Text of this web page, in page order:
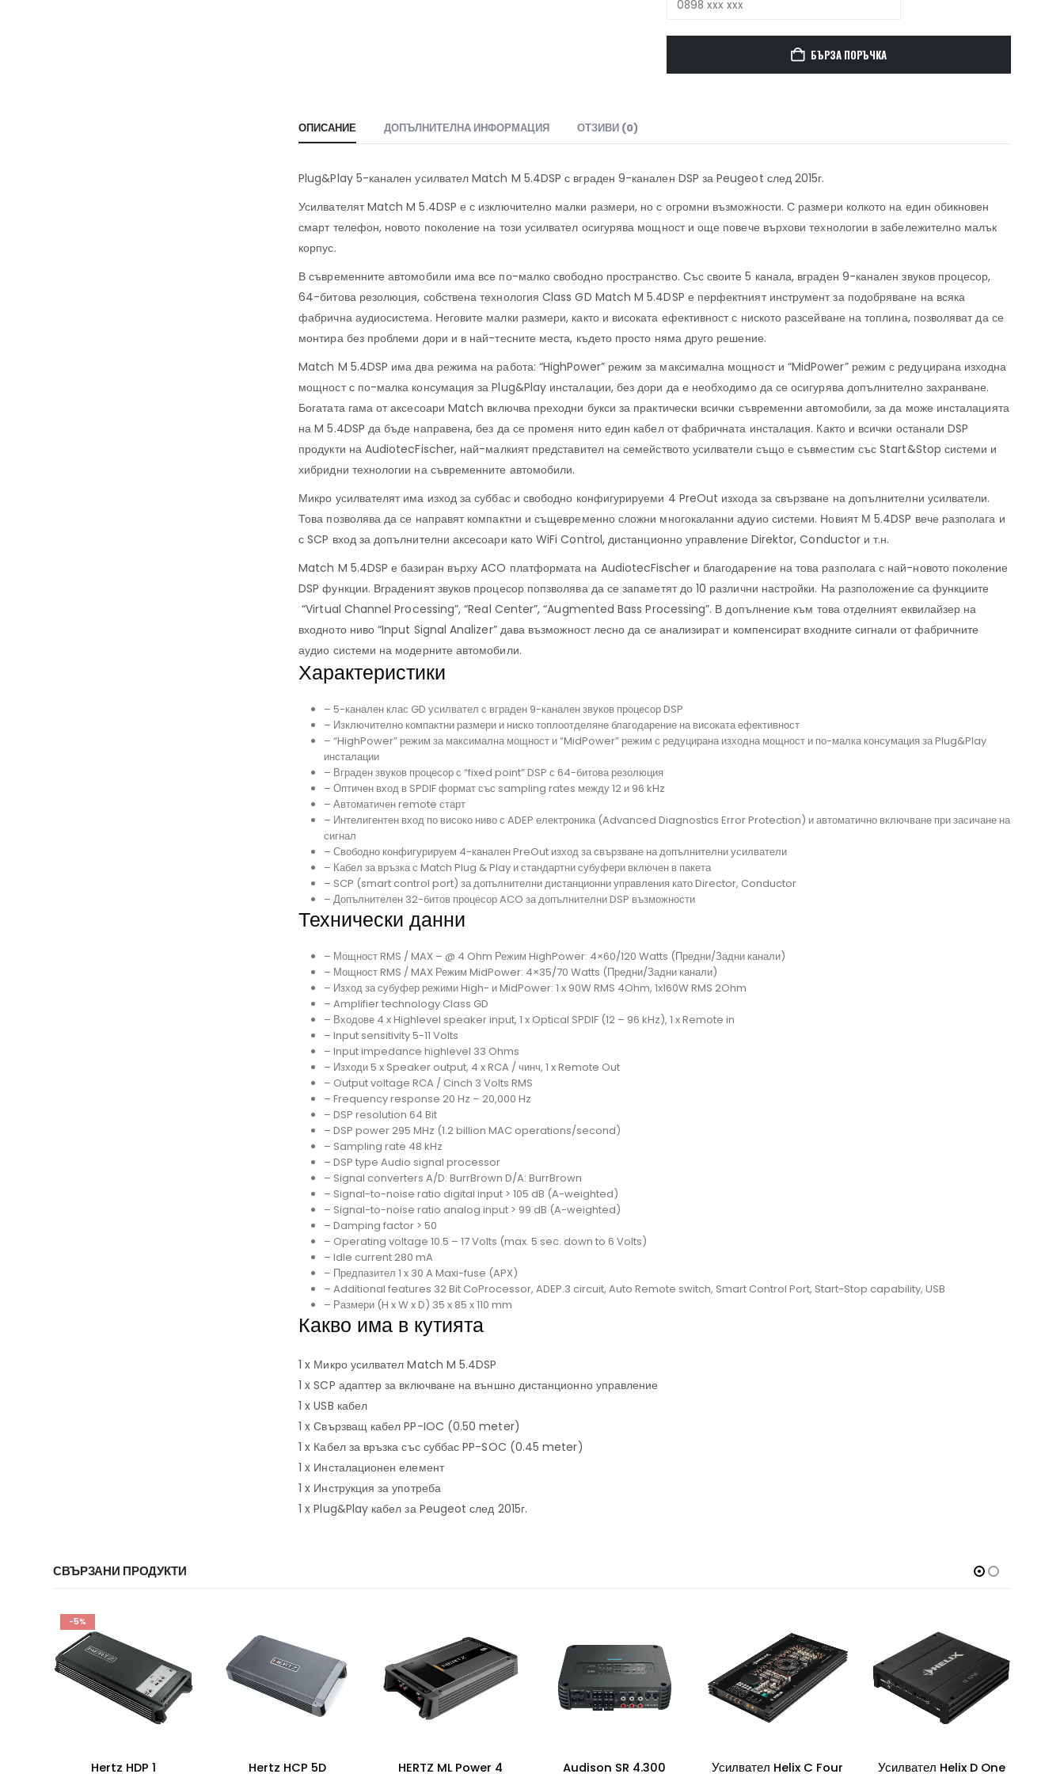
БЪРЗА ПОРЪЧКА
ОПИСАНИЕ ДОПЪЛНИТЕЛНА ИНФОРМАЦИЯ ОТЗИВИ (0)
Plug&Play 5-канален усилвател Match M 5.4DSP с вграден 9-канален DSP за Peugeot след 2015г.
Усилвателят Match M 5.4DSP е с изключително малки размери, но с огромни възможности. С размери колкото на един обикновен
смарт телефон, новото поколение на този усилвател осигурява мощност и още повече върхови технологии в забележително малък
корпус.
В съвременните автомобили има все по-малко свободно пространство. Със своите 5 канала, вграден 9-канален звуков процесор,
64-битова резолюция, собствена технология Class GD Match M 5.4DSP е перфектният инструмент за подобряване на всяка
фабрична аудиосистема. Неговите малки размери, както и високата ефективност с ниското разсейване на топлина, позволяват да се
монтира без проблеми дори и в най-тесните места, където просто няма друго решение.
Match M 5.4DSP има два режима на работа: “HighPower” режим за максимална мощност и “MidPower” режим с редуцирана изходна
мощност с по-малка консумация за Plug&Play инсталации, без дори да е необходимо да се осигурява допълнително захранване.
Богатата гама от аксесоари Match включва преходни букси за практически всички съвременни автомобили, за да може инсталацията
на M 5.4DSP да бъде направена, без да се променя нито един кабел от фабричната инсталация. Както и всички останали DSP
продукти на AudiotecFischer, най-малкият представител на семейството усилватели също е съвместим със Start&Stop системи и
хибридни технологии на съвременните автомобили.
Микро усилвателят има изход за суббас и свободно конфигурируеми 4 PreOut изхода за свързване на допълнителни усилватели.
Това позволява да се направят компактни и същевременно сложни многокаланни адуио системи. Новият М 5.4DSP вече разполага и
с SCP вход за допълнителни аксесоари като WiFi Control, дистанционно управление Direktor, Conductor и т.н.
Match M 5.4DSP е базиран върху ACO платформата на AudiotecFischer и благодарение на това разполага с най-новото поколение
DSP функции. Вграденият звуков процесор попзволява да се запаметят до 10 различни настройки. На разположение са функциите
“Virtual Channel Processing”, “Real Center”, “Augmented Bass Processing”. В допълнение към това отделният еквилайзер на
входното ниво “Input Signal Analizer” дава възможност лесно да се анализират и компенсират входните сигнали от фабричните
аудио системи на модерните автомобили.
Характеристики
– 5-канален клас GD усилвател с вграден 9-канален звуков процесор DSP
– Изключително компактни размери и ниско топлоотделяне благодарение на високата ефективност
– “HighPower” режим за максимална мощност и “MidPower” режим с редуцирана изходна мощност и по-малка консумация за Plug&Play
инсталации
– Вграден звуков процесор с “fixed point” DSP с 64-битова резолюция
– Оптичен вход в SPDIF формат със sampling rates между 12 и 96 kHz
– Автоматичен remote старт
– Интелигентен вход по високо ниво с ADEP електроника (Advanced Diagnostics Error Protection) и автоматично включване при засичане на
сигнал
– Свободно конфигурируем 4-канален PreOut изход за свързване на допълнителни усилватели
– Кабел за връзка с Match Plug & Play и стандартни субуфери включен в пакета
– SCP (smart control port) за допълнителни дистанционни управления като Director, Conductor
– Допълнителен 32-битов процесор ACO за допълнителни DSP възможности
Технически данни
– Мощност RMS / MAX – @ 4 Ohm Режим HighPower: 4×60/120 Watts (Предни/Задни канали)
– Мощност RMS / MAX Режим MidPower: 4×35/70 Watts (Предни/Задни канали)
– Изход за субуфер режими High- и MidPower: 1 x 90W RMS 4Ohm, 1x160W RMS 2Ohm
– Amplifier technology Class GD
– Входове 4 x Highlevel speaker input, 1 x Optical SPDIF (12 – 96 kHz), 1 x Remote in
– Input sensitivity 5-11 Volts
– Input impedance highlevel 33 Ohms
– Изходи 5 x Speaker output, 4 x RCA / чинч, 1 x Remote Out
– Output voltage RCA / Cinch 3 Volts RMS
– Frequency response 20 Hz – 20,000 Hz
– DSP resolution 64 Bit
– DSP power 295 MHz (1.2 billion MAC operations/second)
– Sampling rate 48 kHz
– DSP type Audio signal processor
– Signal converters A/D: BurrBrown D/A: BurrBrown
– Signal-to-noise ratio digital input > 105 dB (A-weighted)
– Signal-to-noise ratio analog input > 99 dB (A-weighted)
– Damping factor > 50
– Operating voltage 10.5 – 17 Volts (max. 5 sec. down to 6 Volts)
– Idle current 280 mA
– Предпазител 1 x 30 A Maxi-fuse (APX)
– Additional features 32 Bit CoProcessor, ADEP.3 circuit, Auto Remote switch, Smart Control Port, Start-Stop capability, USB
– Размери (H x W x D) 35 x 85 x 110 mm
Какво има в кутията
1 x Микро усилвател Match M 5.4DSP
1 x SCP адаптер за включване на външно дистанционно управление
1 x USB кабел
1 x Свързващ кабел PP-IOC (0.50 meter)
1 x Кабел за връзка със суббас PP-SOC (0.45 meter)
1 x Инсталационен елемент
1 x Инструкция за употреба
1 x Plug&Play кабел за Peugeot след 2015г.
СВЪРЗАНИ ПРОДУКТИ
Hertz HCP 5D HERTZ ML Power 4 Audison SR 4.300 Усилвател Helix C Four Усилвател Helix D One Hertz ML Power 5